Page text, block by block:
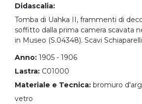
Didascalia:
Tomba di Uahka II, frammenti di
soffitto dalla prima camera scavata
in Museo (S.04348). Scavi
Anno: 1905 - 1906
Lastra: C01000
Materiale e Tecnica: bromuro
vetro